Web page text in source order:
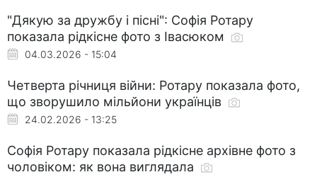
"Дякую за дружбу і пісні": Софія Ротару
показала рідкісне фото з Івасюком
04.03.2026 - 15:04
Четверта річниця війни: Ротару показала фото,
що зворушило мільйони українців
24.02.2026 - 13:25
Софія Ротару показала рідкісне архівне фото з
чоловіком: як вона виглядала